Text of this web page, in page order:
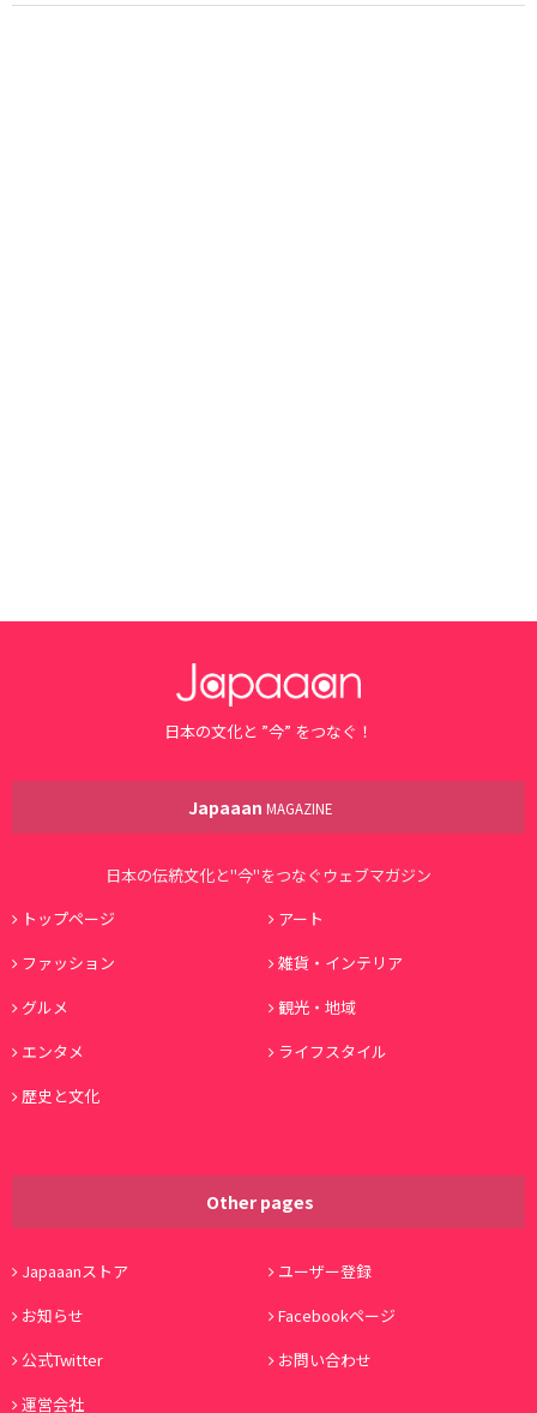
日本の文化と ”今” をつなぐ！
Japaaan MAGAZINE
日本の伝統文化と"今"をつなぐウェブマガジン
トップページ
アート
ファッション
雑貨・インテリア
グルメ
観光・地域
エンタメ
ライフスタイル
歴史と文化
Other pages
Japaaanストア
ユーザー登録
お知らせ
Facebookページ
公式Twitter
お問い合わせ
運営会社